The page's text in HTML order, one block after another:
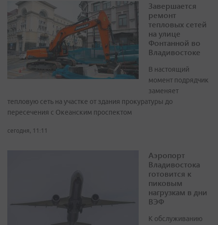
Завершается
ремонт
тепловых сетей
на улице
Фонтанной во
Владивостоке
В настоящий
момент подрядчик
заменяет
тепловую сеть на участке от здания прокуратуры до
пересечения с Океанским проспектом
сегодня, 11:11
Аэропорт
Владивостока
готовится к
пиковым
нагрузкам в дни
ВЭФ
К обслуживанию